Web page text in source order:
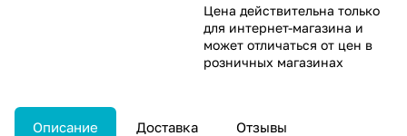
Цена действительна только
для интернет-магазина и
может отличаться от цен в
розничных магазинах
Описание Доставка Отзывы